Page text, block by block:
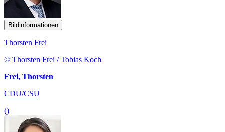
Bildinformationen
Thorsten Frei
© Thorsten Frei / Tobias Koch
Frei, Thorsten
CDU/CSU
()